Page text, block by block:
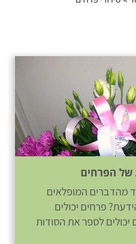
של הפרחים
מהדברים המופלאים
פרחים יכולים
יכולים לספר את הסודות